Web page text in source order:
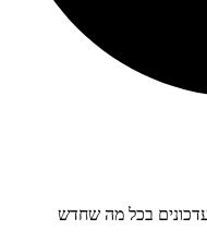
בכל מה שחדש